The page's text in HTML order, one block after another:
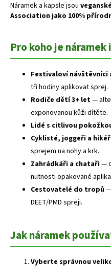
Náramek a kapsle jsou veganské
Association jako 100%
Pro koho je
Festivaloví návštěvníci
tři hodiny aplikovat sprej.
Rodiče dětí 3+ let—
exponovanou kůži dítěte.
Lidé s citlivou
Cyklisté, joggeři a
sprejem na nohy a krk.
Zahrádkáři a chataři—
nutnosti opakované
Cestovatelé do tropů
DEET/PMD spreji.
Jak náramek
Vyberte správnou